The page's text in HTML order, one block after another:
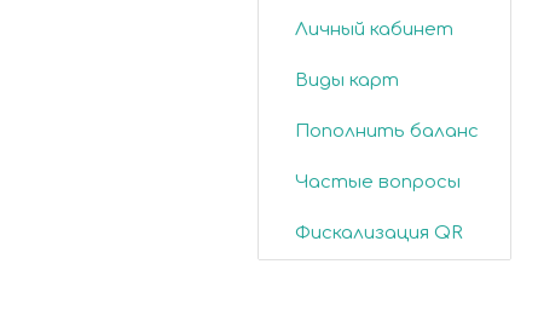
Личный кабинет
Виды карт
Пополнить баланс
Частые вопросы
Фискализация QR